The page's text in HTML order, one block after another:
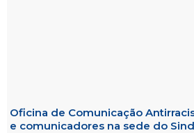
Oficina de Comunicação
e comunicadores na sede do